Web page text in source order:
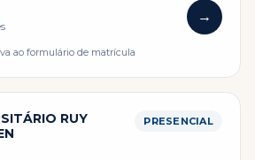
→
ao formulário de matrícula
RUY
PRESENCIAL